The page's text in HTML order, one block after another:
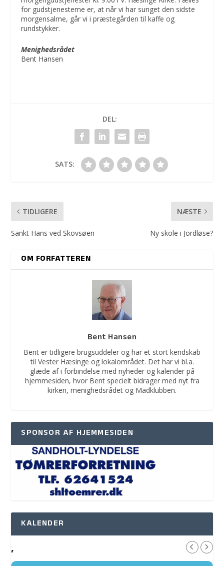
for gudstjenesterne er, at når vi har sunget den sidste
morgensalme, går vi i præstegården til kaffe og
rundstykker.
Menighedsrådet
Bent Hansen
DEL:
SATS:
TIDLIGERE
Sankt Hans ved Skovsøen
NÆSTE
Ny skole i Jordløse?
OM FORFATTEREN
Bent Hansen
Bent er tidligere brugsuddeler og har et stort kendskab
til Vester Hæsinge og lokalområdet. Det har vi bl.a.
glæde af i forbindelse med nyheder og kalender på
hjemmesiden, hvor Bent specielt bidrager med nyt fra
kirken, menighedsrådet og Madklubben.
SPONSOR AF HJEMMESIDEN
KALENDER
,